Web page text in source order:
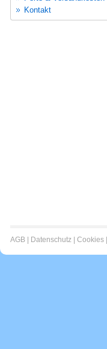
Kontakt
AGB Datenschutz Cookies